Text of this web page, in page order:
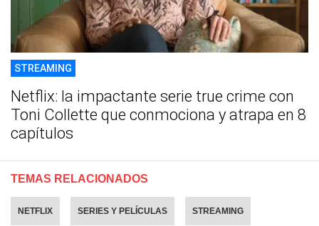
STREAMING
Netflix: la impactante serie true crime con
Toni Collette que conmociona y atrapa en 8
capítulos
TEMAS RELACIONADOS
NETFLIX SERIES Y PELÍCULAS STREAMING